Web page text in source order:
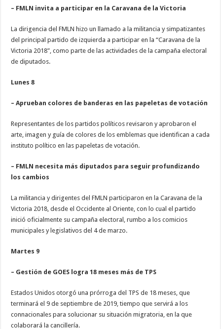
– FMLN invita a participar en la Caravana de la Victoria
La dirigencia del FMLN hizo un llamado a la militancia y simpatizantes
del principal partido de izquierda a participar en la “Caravana de la
Victoria 2018”, como parte de las actividades de la campaña electoral
de diputados.
Lunes 8
– Aprueban colores de banderas en las papeletas de votación
Representantes de los partidos políticos revisaron y aprobaron el
arte, imagen y guía de colores de los emblemas que identifican a cada
instituto político en las papeletas de votación.
– FMLN necesita más diputados para seguir profundizando
los cambios
La militancia y dirigentes del FMLN participaron en la Caravana de la
Victoria 2018, desde el Occidente al Oriente, con lo cual el partido
inició oficialmente su campaña electoral, rumbo a los comicios
municipales y legislativos del 4 de marzo.
Martes 9
– Gestión de GOES logra 18 meses más de TPS
Estados Unidos otorgó una prórroga del TPS de 18 meses, que
terminará el 9 de septiembre de 2019, tiempo que servirá a los
connacionales para solucionar su situación migratoria, en la que
colaborará la cancillería.